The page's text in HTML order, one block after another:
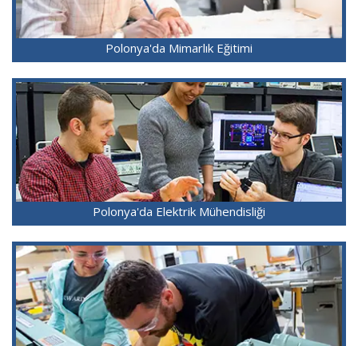
Polonya'da Mimarlık Eğitimi
Polonya'da Elektrik Mühendisliği